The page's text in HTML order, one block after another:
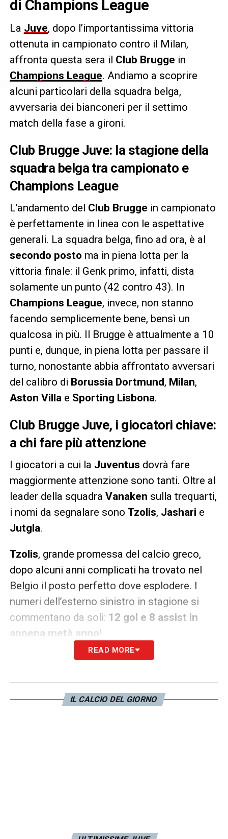
di Champions League
La Juve, dopo l’importantissima vittoria
ottenuta in campionato contro il Milan,
affronta questa sera il Club Brugge in
Champions League. Andiamo a scoprire
alcuni particolari della squadra belga,
avversaria dei bianconeri per il settimo
match della fase a gironi.
Club Brugge Juve: la stagione della
squadra belga tra campionato e
Champions League
L’andamento del Club Brugge in campionato
è perfettamente in linea con le aspettative
generali. La squadra belga, fino ad ora, è al
secondo posto ma in piena lotta per la
vittoria finale: il Genk primo, infatti, dista
solamente un punto (42 contro 43). In
Champions League, invece, non stanno
facendo semplicemente bene, bensì un
qualcosa in più. Il Brugge è attualmente a 10
punti e, dunque, in piena lotta per passare il
turno, nonostante abbia affrontato avversari
del calibro di Borussia Dortmund, Milan,
Aston Villae Sporting Lisbona.
Club Brugge Juve, i giocatori chiave:
a chi fare più attenzione
I giocatori a cui la Juventus dovrà fare
maggiormente attenzione sono tanti. Oltre al
leader della squadra Vanaken sulla trequarti,
i nomi da segnalare sono Tzolis, Jashari e
Jutgla.
Tzolis, grande promessa del calcio greco,
dopo alcuni anni complicati ha trovato nel
Belgio il posto perfetto dove esplodere. I
numeri dell’esterno sinistro in stagione si
commentano da soli: 12 gol e 8 assist in
appena metà anno!
Jashariè un centrocampista di
e il vizio dell’inserimento. Potrebbe
esserci la possibilità nella prossima stagione
READ MORE
IL CALCIO DEL GIORNO